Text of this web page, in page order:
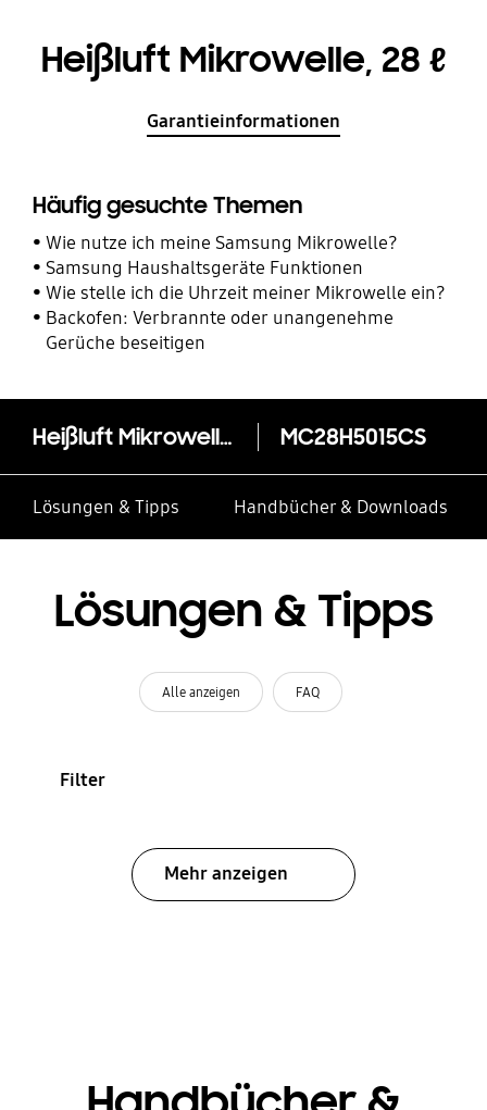
Heißluft Mikrowelle, 28 ℓ
Garantieinformationen
Häufig gesuchte Themen
Wie nutze ich meine Samsung Mikrowelle?
Samsung Haushaltsgeräte Funktionen
Wie stelle ich die Uhrzeit meiner Mikrowelle ein?
Backofen: Verbrannte oder unangenehme
Gerüche beseitigen
Heißluft Mikrowelle, 28 ℓ MC28H5015CS
Lösungen & Tipps Handbücher & Downloads
Lösungen & Tipps
Alle anzeigen FAQ
Filter
Mehr anzeigen